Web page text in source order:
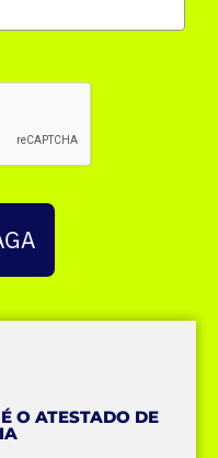
O ATESTADO DE